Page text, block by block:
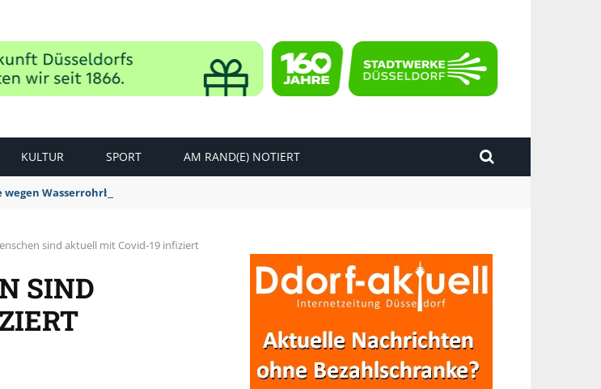
KULTUR SPORT AM RAND(E) NOTIERT
Wasserrohrbruch aufgehoben
sind aktuell mit Covid-19 infiziert
SIND